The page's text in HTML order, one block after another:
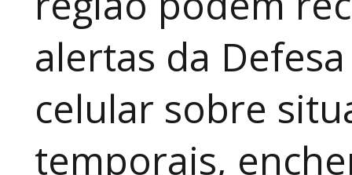
alertas da
celular sobre
temporais,